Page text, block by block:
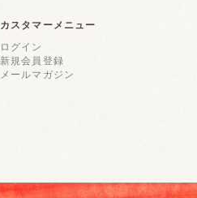
カスタマーメニュー
ログイン
新規会員登録
メールマガジン